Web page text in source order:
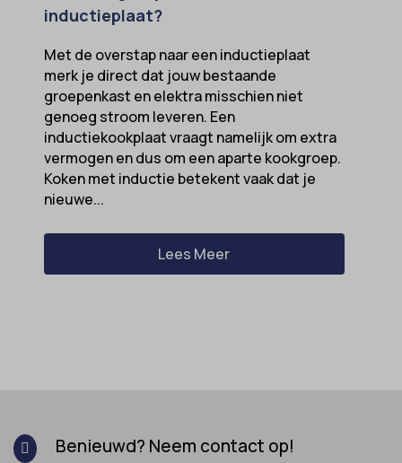
inductieplaat?
Met de overstap naar een inductieplaat
merk je direct dat jouw bestaande
groepenkast en elektra misschien niet
genoeg stroom leveren. Een
inductiekookplaat vraagt namelijk om extra
vermogen en dus om een aparte kookgroep.
Koken met inductie betekent vaak dat je
nieuwe...
Lees Meer
 Benieuwd? Neem contact op!